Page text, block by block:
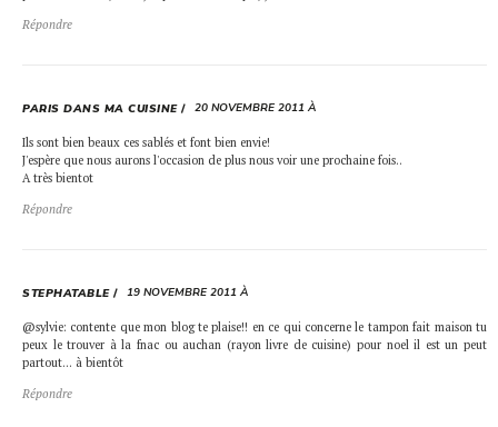
Répondre
PARIS DANS MA CUISINE 20 NOVEMBRE 2011 À
Ils sont bien beaux ces sablés et font bien envie!
J'espère que nous aurons l'occasion de plus nous voir une prochaine fois..
A très bientot
Répondre
STEPHATABLE 19 NOVEMBRE 2011 À
@sylvie: contente que mon blog te plaise!! en ce qui concerne le tampon fait maison tu
peux le trouver à la fnac ou auchan (rayon livre de cuisine) pour noel il est un peut
partout… à bientôt
Répondre